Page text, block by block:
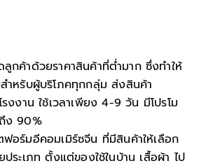
กค้าด้วยราคาสินค้าที่ต่ำมาก ซึ่งทำให้
สำหรับผู้บริโภคทุกกลุ่ม ส่งสินค้า
งงาน ใช้เวลาเพียง 4-9 วัน มีโปรโม
ง 90%
อร์มอีคอมเมิร์ซจีน ที่มีสินค้าให้เลือก
ประเภท ตั้งแต่ของใช้ในบ้าน เสื้อผ้า ไป